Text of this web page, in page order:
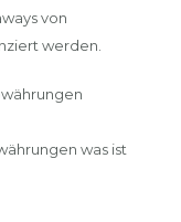
von
werden.
was ist